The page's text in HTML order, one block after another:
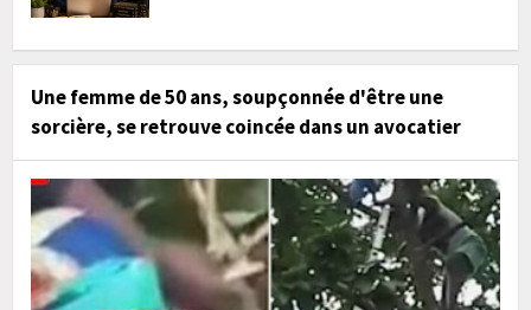
Une femme de 50 ans, soupçonnée d'être une
sorcière, se retrouve coincée dans un avocatier